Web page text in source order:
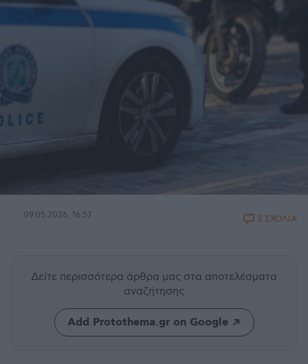
09.05.2026, 16:57 3 ΣΧΟΛΙΑ
Δείτε περισσότερα άρθρα μας στα αποτελέσματα
αναζήτησης
Add Protothema.gr on Google